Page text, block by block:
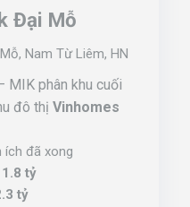
Đại Mỗ
Nam Từ Liêm, HN
MIK phân khu cuối
đô thị Vinhomes
ích đã xong
tỷ
tỷ